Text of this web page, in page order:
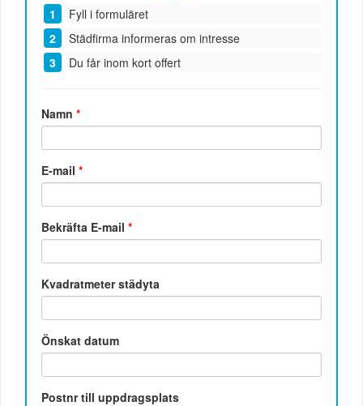
Fyll i formuläret
Städfirma informeras om intresse
Du får inom kort offert
Namn*
E-mail*
Bekräfta E-mail*
Kvadratmeter städyta
Önskat datum
Postnr till uppdragsplats